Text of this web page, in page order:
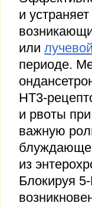
и
или
периоде.
HT3-
и рвоты
важную
из
Блокируя